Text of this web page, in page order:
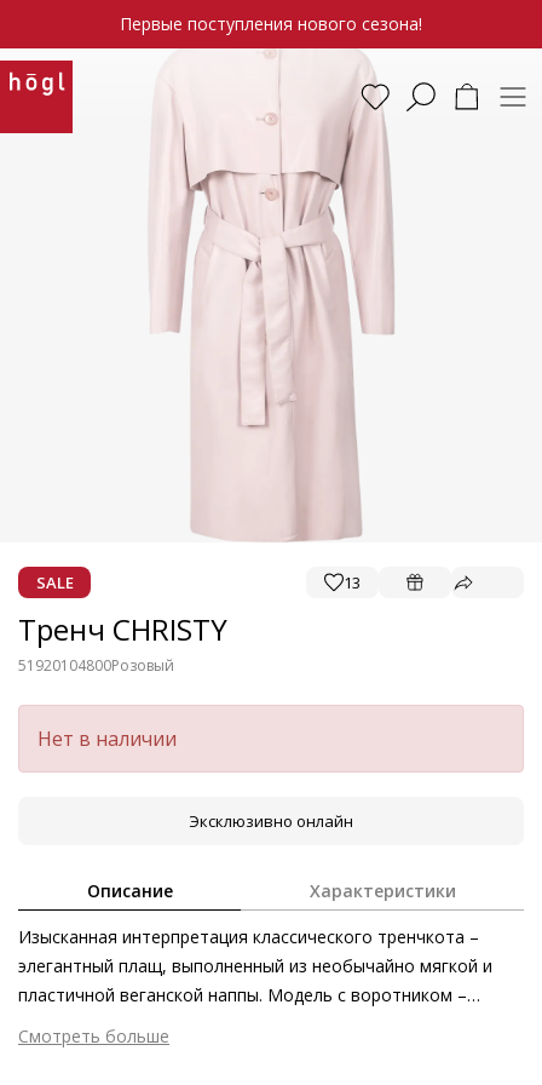
Первые поступления нового сезона!
SALE 13
Тренч CHRISTY
51920104800Розовый
Нет в наличии
Эксклюзивно онлайн
Описание Характеристики
Изысканная интерпретация классического тренчкота –
элегантный плащ, выполненный из необычайно мягкой и
пластичной веганской наппы. Модель с воротником –
стойкой не имеет подкладки и предлагается в комплекте с
поясом. Идеальное дополнение для вашего гардероба –
Смотреть больше